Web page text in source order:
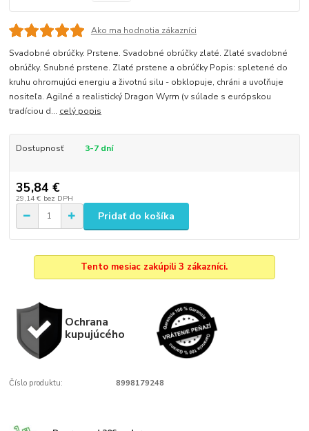
Ako ma hodnotia zákazníci
Svadobné obrúčky. Prstene. Svadobné obrúčky zlaté. Zlaté svadobné
obrúčky. Snubné prstene. Zlaté prstene a obrúčky Popis: spletené do
kruhu ohromujúci energiu a životnú silu - obklopuje, chráni a uvoľňuje
nositeľa. Agilné a realistický Dragon Wyrm (v súlade s európskou
tradíciou d... celý popis
Dostupnosť 3-7 dní
35,84 €
29,14 € bez DPH
Pridať do košíka
Tento mesiac zakúpili 3 zákazníci.
Ochrana
kupujúcého
Číslo produktu: 8998179248